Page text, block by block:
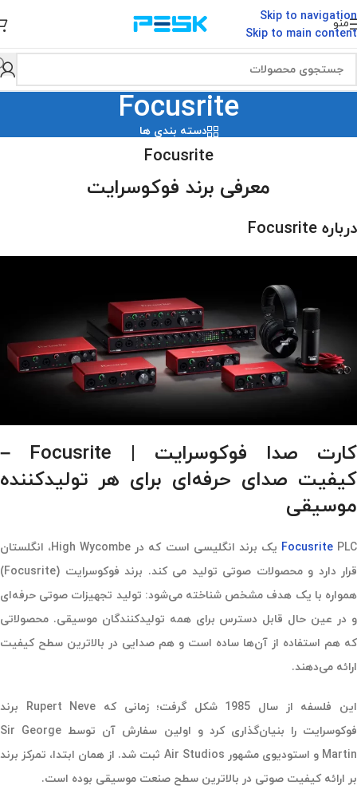
Skip to navigation
Skip to main content
منو
Focusrite
دسته بندی ها
Focusrite
معرفی برند فوکوسرایت
درباره Focusrite
کارت صدا فوکوسرایت | Focusrite –
کیفیت صدای حرفه‌ای برای هر تولیدکننده
موسیقی
Focusrite
PLC یک برند انگلیسی است که در High Wycombe، انگلستان
قرار دارد و محصولات صوتی تولید می کند. برند فوکوسرایت (Focusrite)
همواره با یک هدف مشخص شناخته می‌شود: تولید تجهیزات صوتی حرفه‌ای
و در عین حال قابل دسترس برای همه تولیدکنندگان موسیقی. محصولاتی
که هم استفاده از آن‌ها ساده است و هم صدایی در بالاترین سطح کیفیت
ارائه می‌دهند.
این فلسفه از سال 1985 شکل گرفت؛ زمانی که Rupert Neve برند
فوکوسرایت را بنیان‌گذاری کرد و اولین سفارش آن توسط Sir George
Martin و استودیوی مشهور Air Studios ثبت شد. از همان ابتدا، تمرکز برند
بر ارائه کیفیت صوتی در بالاترین سطح صنعت موسیقی بوده است.